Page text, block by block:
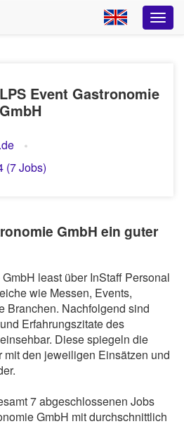
LPS Event Gastronomie
GmbH
(7 Jobs)
GmbH ein guter
least über InStaff Personal
wie Messen, Events,
Branchen. Nachfolgend sind
Erfahrungszitate des
Diese spiegeln die
den jeweiligen Einsätzen und
7 abgeschlossenen Jobs
GmbH mit durchschnittlich